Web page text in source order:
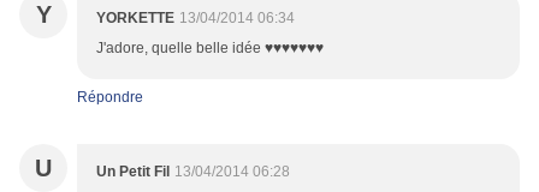
Y YORKETTE 13/04/2014 06:34
J'adore, quelle belle idée ♥♥♥♥♥♥♥
Répondre
U Un Petit Fil 13/04/2014 06:28